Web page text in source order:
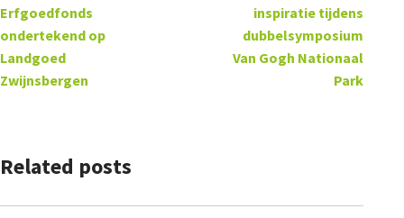
Erfgoedfonds
ondertekend op
Landgoed
Zwijnsbergen
inspiratie tijdens
dubbelsymposium
Van Gogh Nationaal
Park
Related posts